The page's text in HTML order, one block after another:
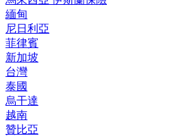
緬甸
尼日利亞
菲律賓
新加坡
台灣
泰國
烏干達
越南
贊比亞